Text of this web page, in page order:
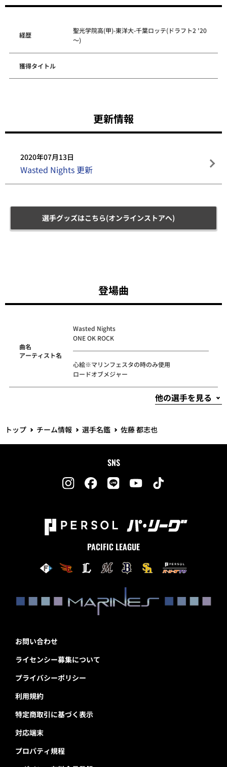
経歴
聖光学院高(甲)-東洋大-千葉ロッテ(ドラフト2 '20
～)
獲得タイトル
更新情報
2020年07月13日
Wasted Nights 更新
選手グッズはこちら(オンラインストアへ)
登場曲
曲名
アーティスト名
Wasted Nights
ONE OK ROCK
心絵※マリンフェスタの時のみ使用
ロードオブメジャー
トップ チーム情報 選手名鑑 佐藤 都志也
SNS
PACIFIC LEAGUE
お問い合わせ
ライセンシー募集について
プライバシーポリシー
利用規約
特定商取引に基づく表示
対応端末
プロパティ規程